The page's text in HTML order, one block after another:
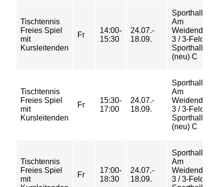
Tischtennis
Freies Spiel
mit
Kursleitenden
Fr
14:00-
15:30
24.07.-
18.09.
Sporthalle
Am
3 / 3-Feld
Sporthalle
(neu) C
Tischtennis
Freies Spiel
mit
Kursleitenden
Fr
15:30-
17:00
24.07.-
18.09.
Sporthalle
Am
3 / 3-Feld
Sporthalle
(neu) C
Tischtennis
Freies Spiel
mit
Fr
17:00-
18:30
24.07.-
18.09.
Sporthalle
Am
3 / 3-Feld